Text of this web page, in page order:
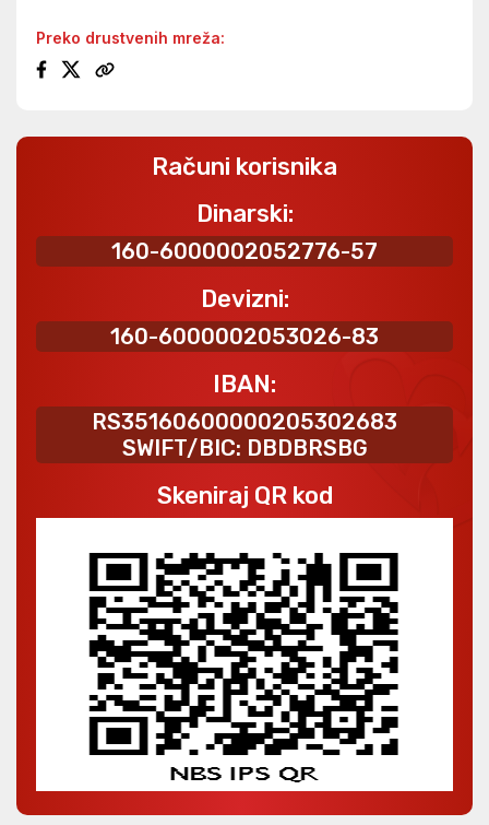
Preko drustvenih mreža:
Računi korisnika
Dinarski:
160-6000002052776-57
Devizni:
160-6000002053026-83
IBAN:
RS35160600000205302683
SWIFT/BIC: DBDBRSBG
Skeniraj QR kod